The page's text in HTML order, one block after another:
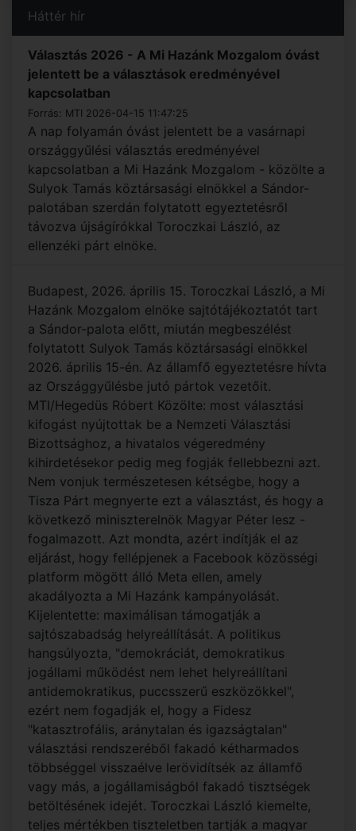
Háttér hír
Választás 2026 - A Mi Hazánk Mozgalom óvást
jelentett be a választások eredményével
kapcsolatban
Forrás: MTI 2026-04-15 11:47:25
A nap folyamán óvást jelentett be a vasárnapi
országgyűlési választás eredményével
kapcsolatban a Mi Hazánk Mozgalom - közölte a
Sulyok Tamás köztársasági elnökkel a Sándor-
palotában szerdán folytatott egyeztetésről
távozva újságírókkal Toroczkai László, az
ellenzéki párt elnöke.
Budapest, 2026. április 15. Toroczkai László, a Mi
Hazánk Mozgalom elnöke sajtótájékoztatót tart
a Sándor-palota előtt, miután megbeszélést
folytatott Sulyok Tamás köztársasági elnökkel
2026. április 15-én. Az államfő egyeztetésre hívta
az Országgyűlésbe jutó pártok vezetőit.
MTI/Hegedüs Róbert Közölte: most választási
kifogást nyújtottak be a Nemzeti Választási
Bizottsághoz, a hivatalos végeredmény
kihirdetésekor pedig meg fogják fellebbezni azt.
Nem vonjuk természetesen kétségbe, hogy a
Tisza Párt megnyerte ezt a választást, és hogy a
következő miniszterelnök Magyar Péter lesz -
fogalmazott. Azt mondta, azért indítják el az
eljárást, hogy fellépjenek a Facebook közösségi
platform mögött álló Meta ellen, amely
akadályozta a Mi Hazánk kampányolását.
Kijelentette: maximálisan támogatják a
sajtószabadság helyreállítását. A politikus
hangsúlyozta, "demokráciát, demokratikus
jogállami működést nem lehet helyreállítani
antidemokratikus, puccsszerű eszközökkel",
ezért nem fogadják el, hogy a Fidesz
"katasztrofális, aránytalan és igazságtalan"
választási rendszeréből fakadó kétharmados
többséggel visszaélve lerövidítsék az államfő
vagy más, a jogállamiságból fakadó tisztségek
betöltésének idejét. Toroczkai László kiemelte,
teljes mértékben tiszteletben tartják a magyar